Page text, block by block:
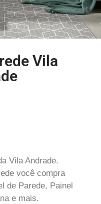
Vila
Vila Andrade.
você compra
de Parede, Painel
e mais.